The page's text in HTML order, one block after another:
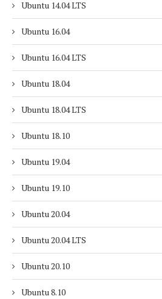
Ubuntu 14.04 LTS
Ubuntu 16.04
Ubuntu 16.04 LTS
Ubuntu 18.04
Ubuntu 18.04 LTS
Ubuntu 18.10
Ubuntu 19.04
Ubuntu 19.10
Ubuntu 20.04
Ubuntu 20.04 LTS
Ubuntu 20.10
Ubuntu 8.10